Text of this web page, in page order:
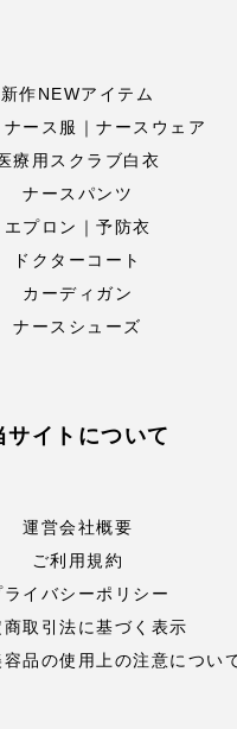
新作NEWアイテム
ナース服｜ナースウェア
療用スクラブ白衣
ナースパンツ
エプロン｜予防衣
ドクターコート
カーディガン
ナースシューズ
サイトについて
運営会社概要
ご利用規約
ライバシーポリシー
商取引法に基づく表示
品の使用上の注意につい